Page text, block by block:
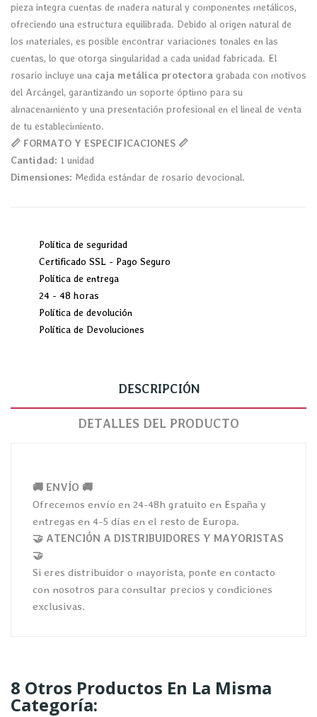
pieza integra cuentas de madera natural y componentes metálicos,
ofreciendo una estructura equilibrada. Debido al origen natural de
los materiales, es posible encontrar variaciones tonales en las
cuentas, lo que otorga singularidad a cada unidad fabricada. El
rosario incluye una caja metálica protectora grabada con motivos
del Arcángel, garantizando un soporte óptimo para su
almacenamiento y una presentación profesional en el lineal de venta
de tu establecimiento.
📏 FORMATO Y ESPECIFICACIONES 📏
Cantidad: 1 unidad
Dimensiones: Medida estándar de rosario devocional.
Política de seguridad
Certificado SSL - Pago Seguro
Política de entrega
24 - 48 horas
Política de devolución
Política de Devoluciones
DESCRIPCIÓN
DETALLES DEL PRODUCTO
🚚 ENVÍO 🚚
Ofrecemos envío en 24-48h gratuito en España y
entregas en 4-5 días en el resto de Europa.
🤝 ATENCIÓN A DISTRIBUIDORES Y MAYORISTAS
🤝
Si eres distribuidor o mayorista, ponte en contacto
con nosotros para consultar precios y condiciones
exclusivas.
8 Otros Productos En La Misma
Categoría: